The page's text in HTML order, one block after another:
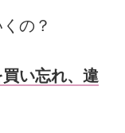
の？
い忘れ、違